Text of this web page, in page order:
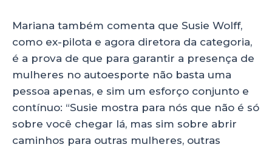
Mariana também comenta que Susie Wolff,
como ex-pilota e agora diretora da categoria,
é a prova de que para garantir a presença de
mulheres no autoesporte não basta uma
pessoa apenas, e sim um esforço conjunto e
contínuo: “Susie mostra para nós que não é só
sobre você chegar lá, mas sim sobre abrir
caminhos para outras mulheres, outras